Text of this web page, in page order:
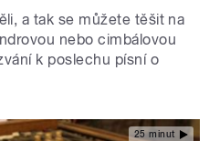
a tak se můžete těšit na
nebo cimbálovou
k poslechu písní o
25 minut